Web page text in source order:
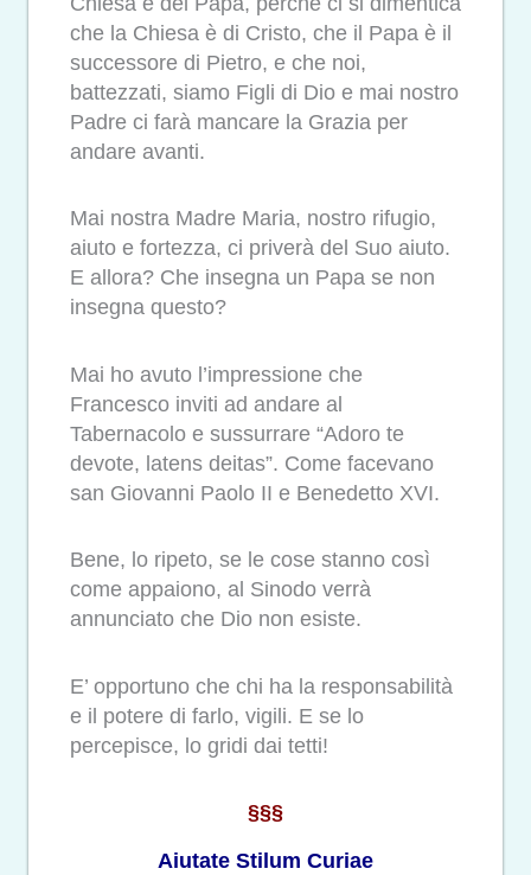
che la Chiesa è di Cristo, che il Papa è il
successore di Pietro, e che noi,
battezzati, siamo Figli di Dio e mai nostro
Padre ci farà mancare la Grazia per
andare avanti.
Mai nostra Madre Maria, nostro rifugio,
aiuto e fortezza, ci priverà del Suo aiuto.
E allora? Che insegna un Papa se non
insegna questo?
Mai ho avuto l’impressione che
Francesco inviti ad andare al
Tabernacolo e sussurrare “Adoro te
devote, latens deitas”. Come facevano
san Giovanni Paolo II e Benedetto XVI.
Bene, lo ripeto, se le cose stanno così
come appaiono, al Sinodo verrà
annunciato che Dio non esiste.
E’ opportuno che chi ha la responsabilità
e il potere di farlo, vigili. E se lo
percepisce, lo gridi dai tetti!
§§§
Aiutate Stilum Curiae